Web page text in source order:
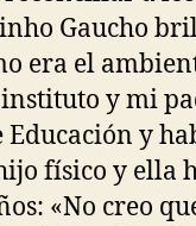
Gaucho
era el
y mi
y
físico y ella
«No creo